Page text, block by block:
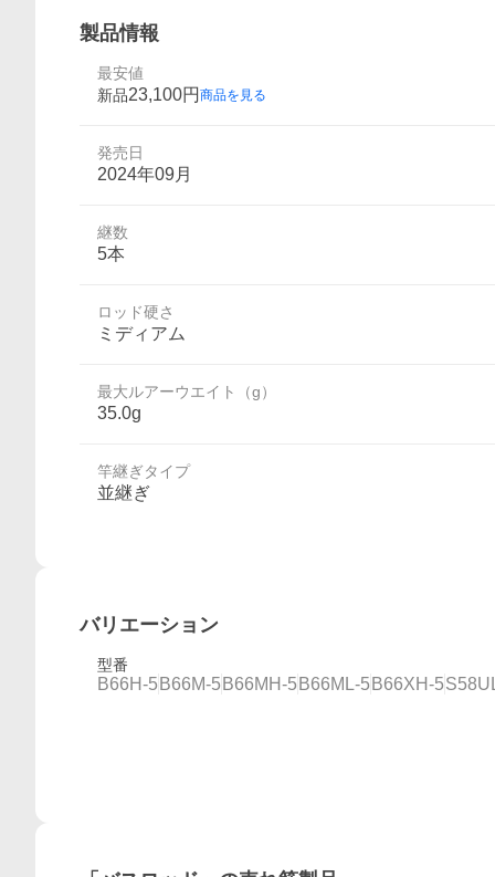
製品情報
最安値
新品23,100円 商品を見る
発売日
2024年09月
継数
5本
ロッド硬さ
ミディアム
最大ルアーウエイト（g）
35.0g
竿継ぎタイプ
並継ぎ
バリエーション
型番
B66H-5 B66M-5 B66MH-5 B66ML-5 B66XH-5